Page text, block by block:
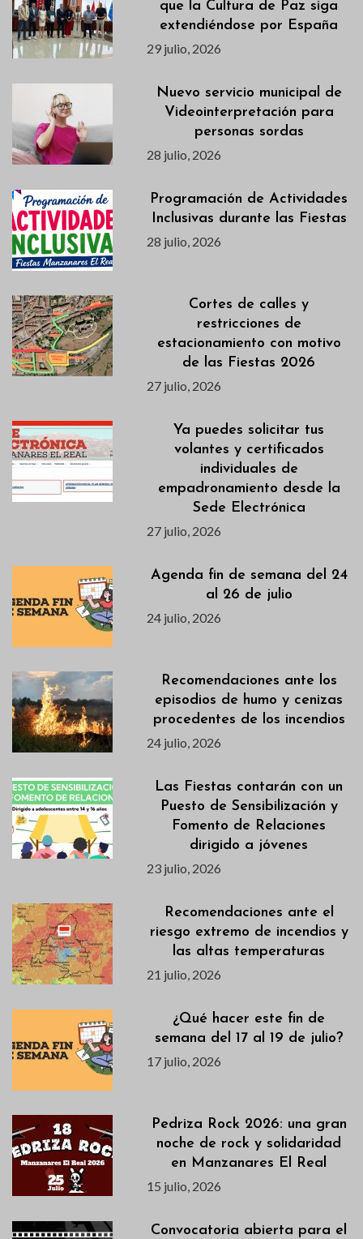
que la Cultura de Paz siga
extendiéndose por España
29 julio, 2026
Nuevo servicio municipal de
Videointerpretación para
personas sordas
28 julio, 2026
Programación de Actividades
Inclusivas durante las Fiestas
28 julio, 2026
Cortes de calles y
restricciones de
estacionamiento con motivo
de las Fiestas 2026
27 julio, 2026
Ya puedes solicitar tus
volantes y certificados
individuales de
empadronamiento desde la
Sede Electrónica
27 julio, 2026
Agenda fin de semana del 24
al 26 de julio
24 julio, 2026
Recomendaciones ante los
episodios de humo y cenizas
procedentes de los incendios
24 julio, 2026
Las Fiestas contarán con un
Puesto de Sensibilización y
Fomento de Relaciones
dirigido a jóvenes
23 julio, 2026
Recomendaciones ante el
riesgo extremo de incendios y
las altas temperaturas
21 julio, 2026
¿Qué hacer este fin de
semana del 17 al 19 de julio?
17 julio, 2026
Pedriza Rock 2026: una gran
noche de rock y solidaridad
en Manzanares El Real
15 julio, 2026
Convocatoria abierta para el